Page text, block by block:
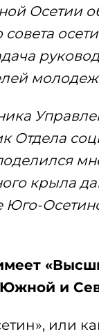
Осетии
Отдела
крыла
Юго-
и
или